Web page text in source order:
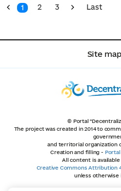
1 2 3 Last
Site map
© Portal
The project was created in 2014 to
and territorial organization
Creation and filling -
All content is
Creative Commons Attribution
unless otherwise